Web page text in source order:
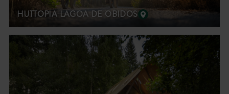
HUTTOPIA LAGOA DE OBIDOS